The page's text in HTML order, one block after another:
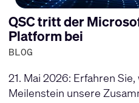
QSC tritt der
Platform bei
BLOG
21. Mai 2026: Erfahren
Meilenstein unsere